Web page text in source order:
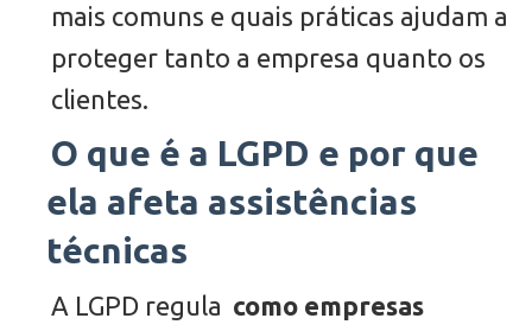
mais comuns e quais práticas ajudam a
proteger tanto a empresa quanto os
clientes.
O que é a LGPD e por que
ela afeta assistências
técnicas
A LGPD regula como empresas